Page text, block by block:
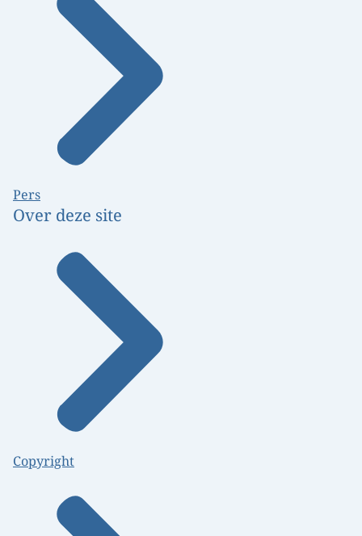
Pers
Over deze site
Copyright